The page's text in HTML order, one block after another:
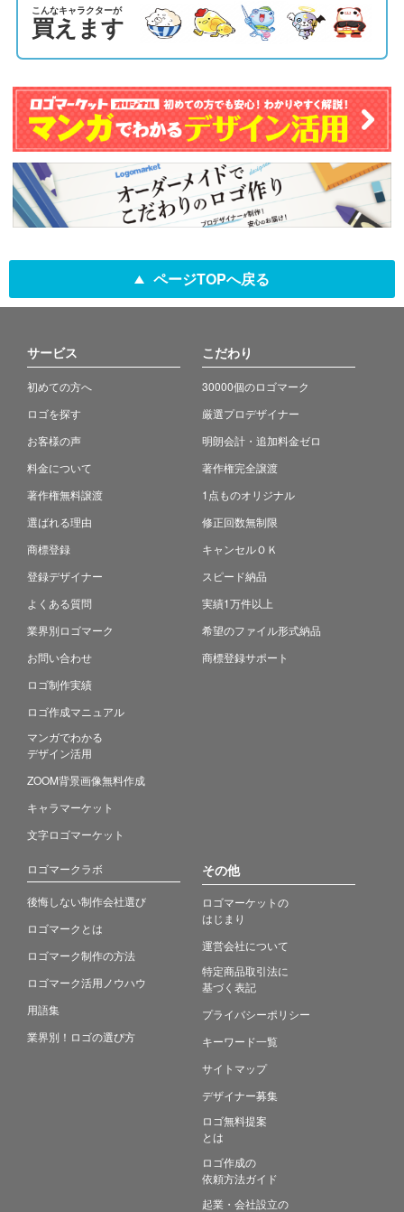
こんなキャラクターが
買えます
ページTOPへ戻る
サービス
初めての方へ
ロゴを探す
お客様の声
料金について
著作権無料譲渡
選ばれる理由
商標登録
登録デザイナー
よくある質問
業界別ロゴマーク
お問い合わせ
ロゴ制作実績
ロゴ作成マニュアル
マンガでわかる
デザイン活用
ZOOM背景画像無料作成
キャラマーケット
文字ロゴマーケット
こだわり
30000個のロゴマーク
厳選プロデザイナー
明朗会計・追加料金ゼロ
著作権完全譲渡
1点ものオリジナル
修正回数無制限
キャンセルＯＫ
スピード納品
実績1万件以上
希望のファイル形式納品
商標登録サポート
ロゴマークラボ
後悔しない制作会社選び
ロゴマークとは
ロゴマーク制作の方法
ロゴマーク活用ノウハウ
用語集
業界別！ロゴの選び方
その他
ロゴマーケットの
はじまり
運営会社について
特定商品取引法に
基づく表記
プライバシーポリシー
キーワード一覧
サイトマップ
デザイナー募集
ロゴ無料提案
とは
ロゴ作成の
依頼方法ガイド
起業・会社設立の